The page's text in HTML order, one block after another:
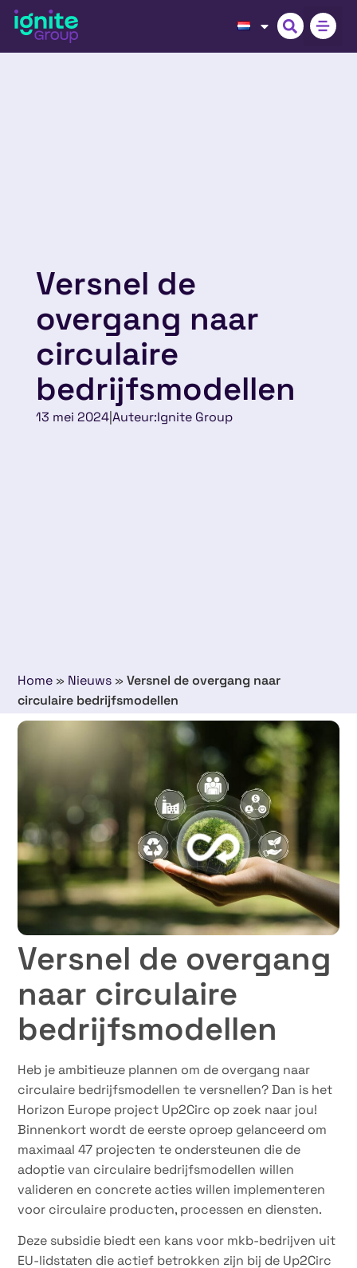
Versnel de
overgang naar
circulaire
bedrijfsmodellen
13 mei 2024|Auteur:Ignite Group
Home » Nieuws »Versnel de overgang naar
circulaire bedrijfsmodellen
Versnel de overgang
naar circulaire
bedrijfsmodellen
Heb je ambitieuze plannen om de overgang naar
circulaire bedrijfsmodellen te versnellen? Dan is het
Horizon Europe project Up2Circ op zoek naar jou!
Binnenkort wordt de eerste oproep gelanceerd om
maximaal 47 projecten te ondersteunen die de
adoptie van circulaire bedrijfsmodellen willen
valideren en concrete acties willen implementeren
voor circulaire producten, processen en diensten.
Deze subsidie biedt een kans voor mkb-bedrijven uit
EU-lidstaten die actief betrokken zijn bij de Up2Circ